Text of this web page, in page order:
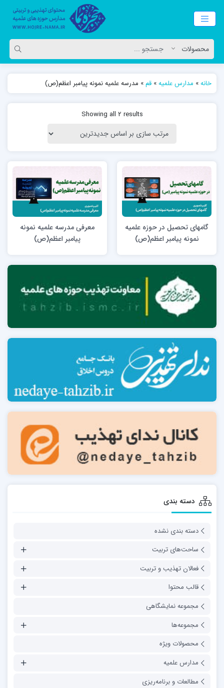
خانه» مدارس علمیه» قم» مدرسه علمیه نمونه پیامبر اعظم(ص)
Showing all 2 results
گامهای تحصیل در حوزه علمیه
نمونه پیامبر اعظم(ص)
معرفی مدرسه علمیه نمونه
پیامبر اعظم(ص)
دسته بندی
دسته بندی نشده
ساحت‌های تربیت
فعالان تهذیب و تربیت
قالب محتوا
مجموعه نمایشگاهی
مجموعه‌ها
محصولات ویژه
مدارس علمیه
مطالعات و برنامه‌ریزی